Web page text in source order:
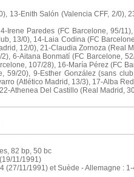
13-Enith Salón (Valencia CFF, 2/0),
Irene Paredes (FC Barcelone, 95/
13/0), 14-Laia Codina (FC
12/0), 21-Claudia Zornoza (Real
6-Aitana Bonmatí (FC Barcelone,
107/28), 16-María Pérez (FC
59/20), 9-Esther González (sans
(Atlético Madrid, 13/3), 17-Alba
Athenea Del Castillo (Real Madrid,
82 bp, 50 bc
11/1991)
(27/11/1991) et Suède - Allemagne :